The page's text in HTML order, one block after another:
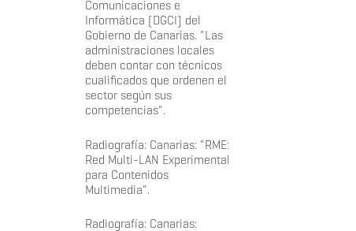
Comunicaciones e
Informática (DGCI) del
Gobierno de Canarias. "Las
administraciones locales
deben contar con técnicos
cualificados que ordenen el
sector según sus
competencias".
Radiografía: Canarias: "RME:
Red Multi-LAN Experimental
para Contenidos
Multimedia".
Radiografía: Canarias: